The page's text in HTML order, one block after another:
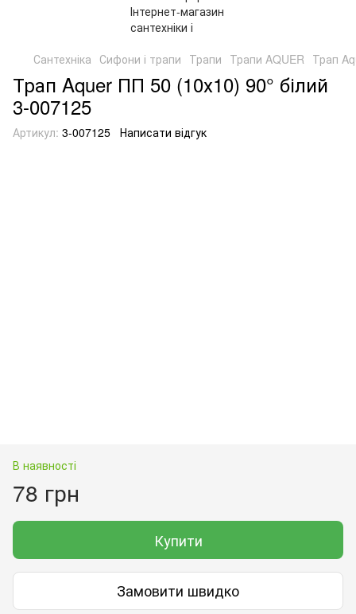
Сантехніка Сифони і трапи Трапи Трапи AQUER Трап
Трап Aquer ПП 50 (10х10) 90° білий
3-007125
Артикул: 3-007125 Написати відгук
В наявності
78 грн
Купити
Замовити швидко